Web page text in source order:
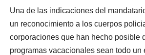
Una de las indicaciones del
un reconocimiento a los cuerpos
corporaciones que han hecho posible
programas vacacionales sean todo un